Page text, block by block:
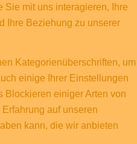
Sie mit uns interagieren, Ihre
Ihre Beziehung zu unserer
Kategorienüberschriften, um
einige Ihrer Einstellungen
Blockieren einiger Arten von
auf unseren
kann, die wir anbieten